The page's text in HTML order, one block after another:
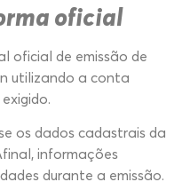
oficial
oficial de emissão de
utilizando a conta
os dados cadastrais da
informações
durante a emissão.